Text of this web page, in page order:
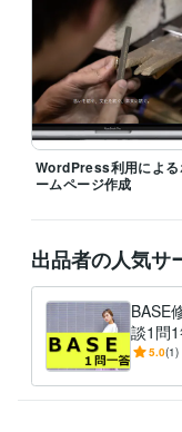
プログラミング言語・
CSS:15年 HTML:15年
MySQL:12年
ビジネス・クリエイ
WordPress:15年
Google スライド:10年
EC-CUBE:10年
Google Analytics:10年
得意分野
Web制作・HP作成・
ホームページ ネットシ
サイト
BASE WEBサ
集客・マーケティング相
WEBサイト Instagram
ツイッター
フェイスブ
WordPress利用による
ームページ作成
出品者の人気サ
BASE
談1問
の使
5.0(1)